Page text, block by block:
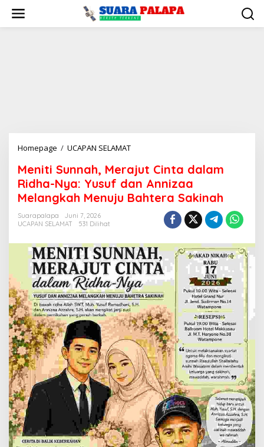
konten
Homepage / UCAPAN SELAMATMeniti
Merajut
Cinta
dalam
dan
Annizaa
Melangkah
Menuju
Bahtera
Sakinah
Meniti Sunnah, Merajut Cinta dalam
Ridha-Nya: Yusuf dan Annizaa
Melangkah Menuju Bahtera Sakinah
Suarapalapa
Juni 7, 2026
UCAPAN SELAMAT
531 Dilihat